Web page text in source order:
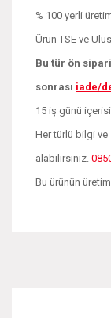
% 100 yerli
Ürün TSE ve
Bu tür ön
sonrası iade/
15 iş günü
Her türlü bilgi ve
alabilirsiniz.
Bu ürünün üretim